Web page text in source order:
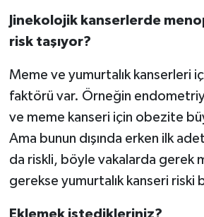
Jinekolojik kanserlerde
risk taşıyor?
Meme ve yumurtalık kanserleri
faktörü var. Örneğin
ve meme kanseri için obezite
Ama bunun dışında erken ilk
da riskli, böyle vakalarda gerek
gerekse yumurtalık kanseri riski
Eklemek istedikleriniz?